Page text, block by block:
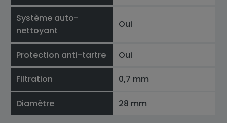
Système auto-
nettoyant
Oui
Protection anti-tartre Oui
Filtration 0,7 mm
Diamètre 28 mm